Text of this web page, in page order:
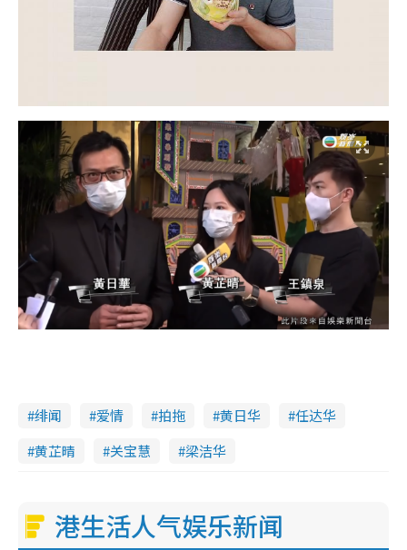
绯闻 爱情 拍拖 黄日华
任达华
黄芷晴
关宝慧 梁洁华
港生活人气娱乐新闻